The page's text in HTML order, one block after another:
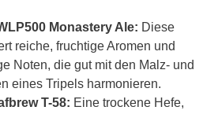
Monastery Ale: Diese
reiche, fruchtige Aromen und
Noten, die gut mit den Malz- und
eines Tripels harmonieren.
T-58: Eine trockene Hefe,